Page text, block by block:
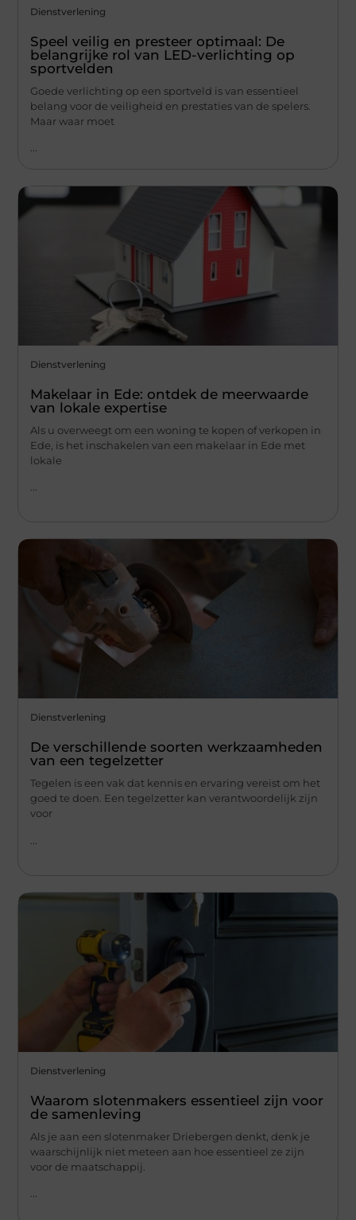
Dienstverlening
Speel veilig en presteer optimaal: De
belangrijke rol van LED-verlichting op
sportvelden
Goede verlichting op een sportveld is van essentieel
belang voor de veiligheid en prestaties van de spelers.
Maar waar moet
Dienstverlening
Makelaar in Ede: ontdek de meerwaarde
van lokale expertise
Als u overweegt om een woning te kopen of verkopen in
Ede, is het inschakelen van een makelaar in Ede met
lokale
...
Dienstverlening
De verschillende soorten werkzaamheden
van een tegelzetter
Tegelen is een vak dat kennis en ervaring vereist om het
goed te doen. Een tegelzetter kan verantwoordelijk zijn
voor
Dienstverlening
Waarom slotenmakers essentieel zijn voor
de samenleving
Als je aan een slotenmaker Driebergen denkt, denk je
waarschijnlijk niet meteen aan hoe essentieel ze zijn
voor de maatschappij.